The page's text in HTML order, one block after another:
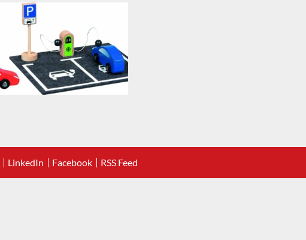
LinkedIn Facebook RSS Feed